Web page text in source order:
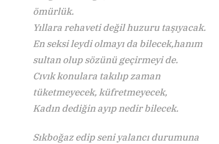
ömürlük.
Yıllara rehaveti değil huzuru taşıyacak.
En seksi leydi olmayı da bilecek,hanım
sultan olup sözünü geçirmeyi de.
Cıvık konulara takılıp zaman
tüketmeyecek, küfretmeyecek,
Kadın dediğin ayıp nedir bilecek.
Sıkboğaz edip seni yalancı durumuna